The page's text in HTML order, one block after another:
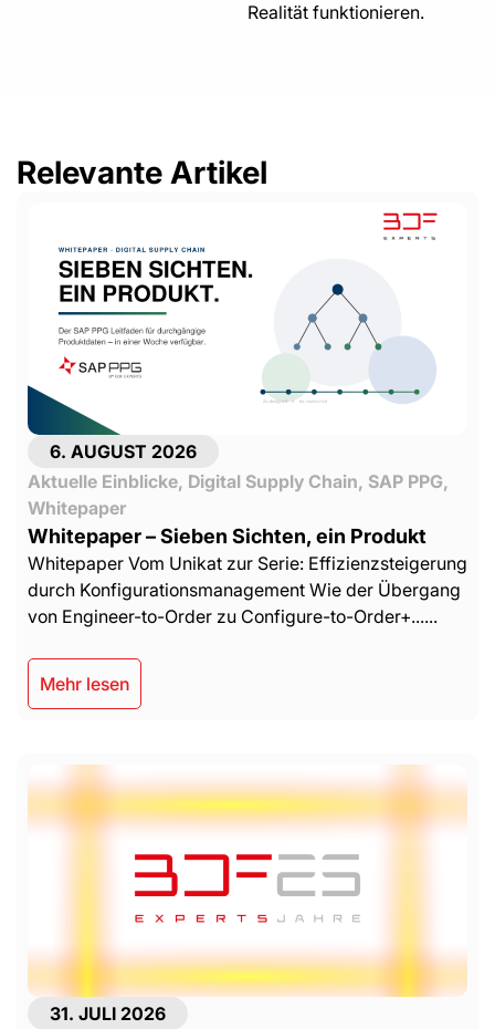
Realität funktionieren.
Relevante Artikel
6. AUGUST 2026
Aktuelle Einblicke, Digital Supply Chain, SAP PPG,
Whitepaper
Whitepaper – Sieben Sichten, ein Produkt
Whitepaper Vom Unikat zur Serie: Effizienzsteigerung
durch Konfigurationsmanagement Wie der Übergang
von Engineer-to-Order zu Configure-to-Order+......
Mehr lesen
31. JULI 2026